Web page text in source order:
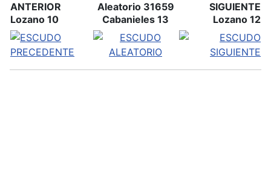
ANTERIOR
Lozano 10
Aleatorio 31659
Cabanieles 13
SIGUIENTE
Lozano 12